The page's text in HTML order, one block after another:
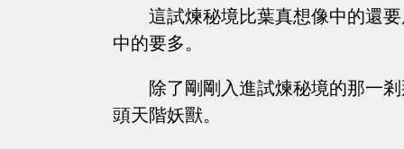
這試煉秘境比葉真想像中的還
中的要多。
除了剛剛入進試煉秘境的那一
頭天階妖獸。